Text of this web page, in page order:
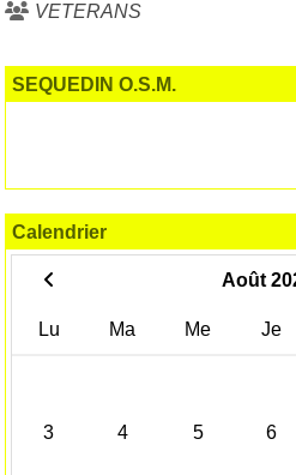
VETERANS
SEQUEDIN O.S.M.
Calendrier
Août
Lu Ma Me Je
3 4 5 6